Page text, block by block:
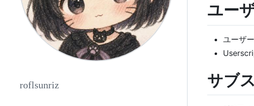
roflsunriz
ユー
ユーザ
サブ